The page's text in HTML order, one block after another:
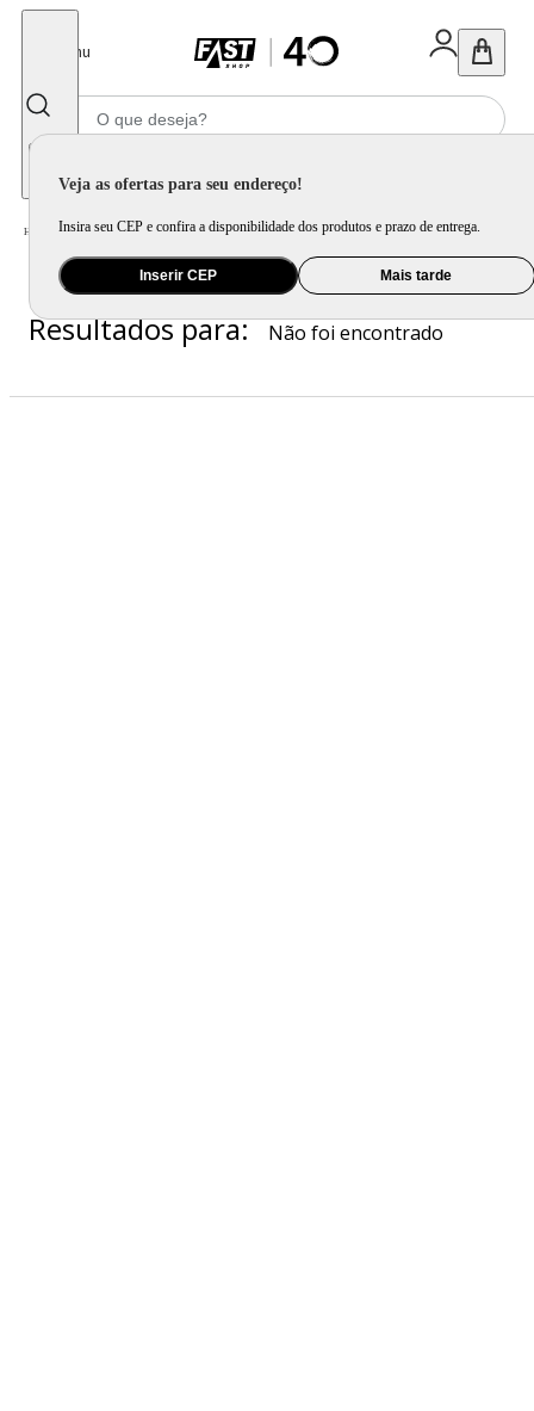
Menu
Veja as ofertas para seu endereço!
Insira seu CEP e confira a disponibilidade dos produtos e prazo de entrega.
Inserir CEP Mais tarde
Home Zebra
Resultados para: Não foi encontrado